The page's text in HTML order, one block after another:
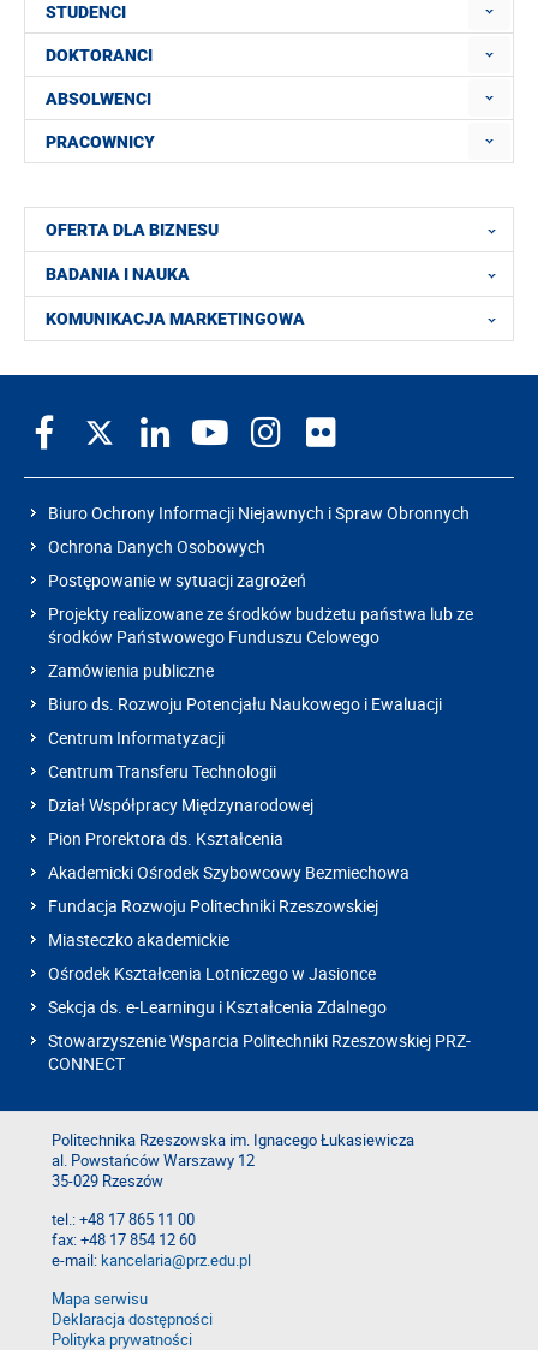
STUDENCI
DOKTORANCI
ABSOLWENCI
PRACOWNICY
OFERTA DLA BIZNESU
BADANIA I NAUKA
KOMUNIKACJA MARKETINGOWA
Biuro Ochrony Informacji Niejawnych i Spraw Obronnych
Ochrona Danych Osobowych
Postępowanie w sytuacji zagrożeń
Projekty realizowane ze środków budżetu państwa lub ze
środków Państwowego Funduszu Celowego
Zamówienia publiczne
Biuro ds. Rozwoju Potencjału Naukowego i Ewaluacji
Centrum Informatyzacji
Centrum Transferu Technologii
Dział Współpracy Międzynarodowej
Pion Prorektora ds. Kształcenia
Akademicki Ośrodek Szybowcowy Bezmiechowa
Fundacja Rozwoju Politechniki Rzeszowskiej
Miasteczko akademickie
Ośrodek Kształcenia Lotniczego w Jasionce
Sekcja ds. e-Learningu i Kształcenia Zdalnego
Stowarzyszenie Wsparcia Politechniki Rzeszowskiej PRZ-
CONNECT
Politechnika Rzeszowska im. Ignacego Łukasiewicza
al. Powstańców Warszawy 12
35-029 Rzeszów
tel.: +48 17 865 11 00
fax: +48 17 854 12 60
e-mail:kancelaria@prz.edu.pl
Mapa serwisu
Deklaracja dostępności
Polityka prywatności